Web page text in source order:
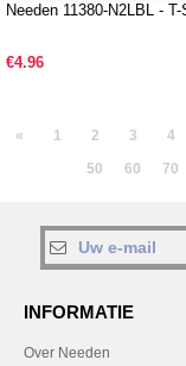
Needen 11380-N2LBL -
€4.96
« 1 2 3 4
50
60 70
INFORMATIE
Over Needen